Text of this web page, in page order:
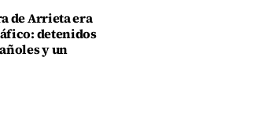
de Arrieta era
detenidos
y un